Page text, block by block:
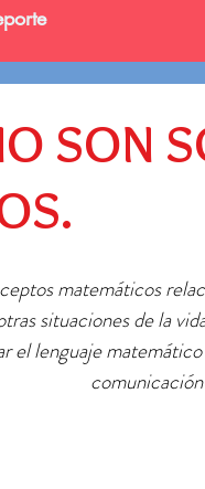
SON
matemáticos
situaciones de la
el lenguaje